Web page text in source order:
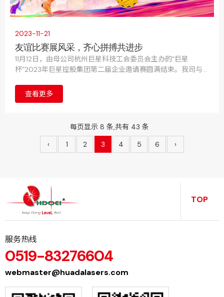
2023-11-21
友谊比赛展风采，齐心拼搏共进步
11月12日，由母公司杭州巨星科技工会委员会主办的“巨星
杯”2023年巨星控股集团第二届企业邀请赛圆满结束。我司与
量。查看更多
每页显示 8 条,共有 43 条
‹
1 2 3 4 5 6 ›
TOP
服务热线
0519-83276604
webmaster@huadalasers.com